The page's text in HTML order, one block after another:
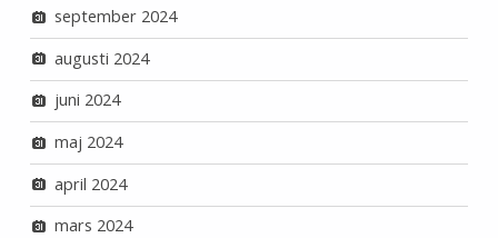
september 2024
augusti 2024
juni 2024
maj 2024
april 2024
mars 2024